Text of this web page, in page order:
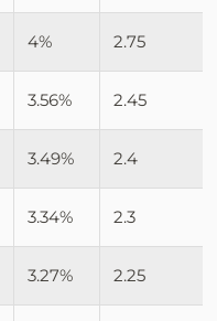
4% 2.75
3.56% 2.45
3.49% 2.4
3.34% 2.3
3.27% 2.25